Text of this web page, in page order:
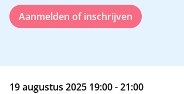
Aanmelden of inschrijven
19 augustus 2025 19:00 - 21:00